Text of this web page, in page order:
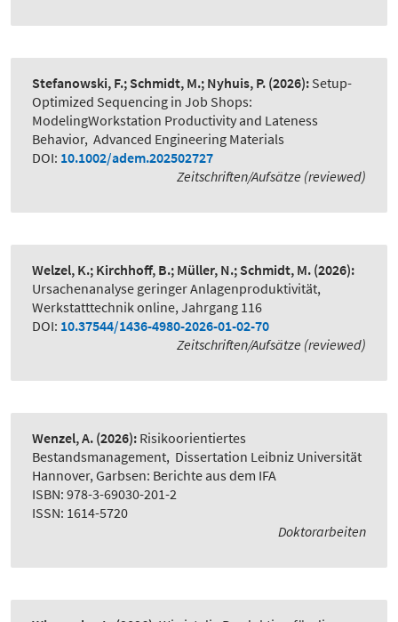
Stefanowski, F.; Schmidt, M.; Nyhuis, P. (2026): Setup-
Optimized Sequencing in Job Shops:
ModelingWorkstation Productivity and Lateness
Behavior, Advanced Engineering Materials
DOI: 10.1002/adem.202502727
Zeitschriften/Aufsätze (reviewed)
Welzel, K.; Kirchhoff, B.; Müller, N.; Schmidt, M. (2026):
Ursachenanalyse geringer Anlagenproduktivität,
Werkstatttechnik online, Jahrgang 116
DOI: 10.37544/1436-4980-2026-01-02-70
Zeitschriften/Aufsätze (reviewed)
Wenzel, A. (2026): Risikoorientiertes
Bestandsmanagement, Dissertation Leibniz Universität
Hannover, Garbsen: Berichte aus dem IFA
ISBN: 978-3-69030-201-2
ISSN: 1614-5720
Doktorarbeiten